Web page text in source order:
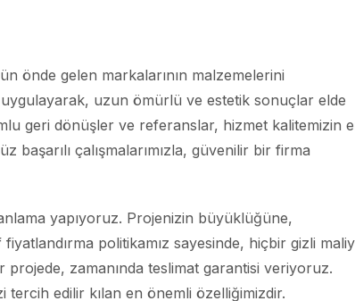
önde gelen markalarının malzemelerini
uzun ömürlü ve estetik sonuçlar elde
geri dönüşler ve referanslar, hizmet kalitemizin
çalışmalarımızla, güvenilir bir firma
yapıyoruz. Projenizin büyüklüğüne,
politikamız sayesinde, hiçbir gizli
zamanında teslimat garantisi veriyoruz.
tercih edilir kılan en önemli özelliğimizdir.